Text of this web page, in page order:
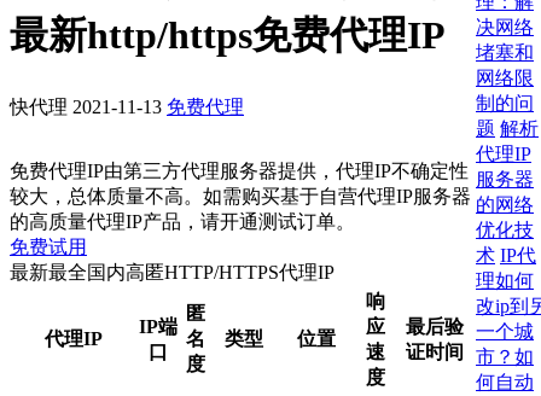
最新http/https免费代理IP
快代理 2021-11-13 免费代理
免费代理IP由第三方代理服务器提供，代理IP不确定性
较大，总体质量不高。如需购买基于自营代理IP服务器
的高质量代理IP产品，请开通测试订单。
免费试用
最新最全国内高匿HTTP/HTTPS代理IP
代理IP
IP端
口
匿
名
度
类型 位置
响
应
速
度
最后验
证时间
决网络
堵塞和
网络限
制的问
题 解析
代理IP
服务器
的网络
优化技
术 IP代
理如何
改ip到
一个城
市？如
何自动